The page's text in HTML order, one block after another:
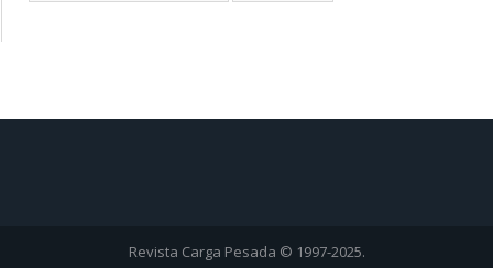
Revista Carga Pesada © 1997-2025.